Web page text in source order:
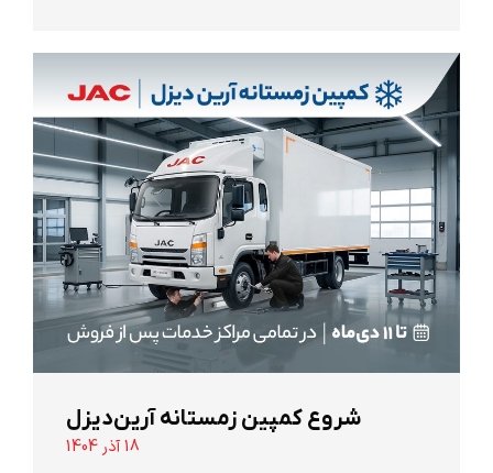
شروع کمپین زمستانه آرین‌دیزل
18 آذر 1404